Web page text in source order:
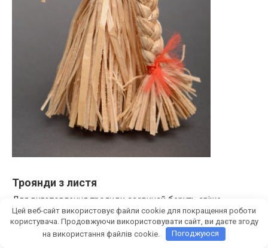
Троянди з листя
Для виготовлення троянди зазвичай беруть свіже
кленове листя, оскільки воно має найбільш зручну форму.
Цей веб-сайт використовує файли cookie для покращення роботи
користувача. Продовжуючи використовувати сайт, ви даєте згоду
на використання файлів cookie.
Погоджуюся